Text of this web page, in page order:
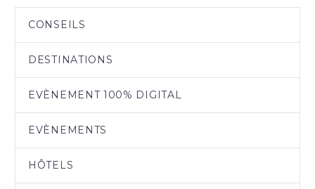
CONSEILS
DESTINATIONS
EVÈNEMENT 100% DIGITAL
EVÈNEMENTS
HÔTELS